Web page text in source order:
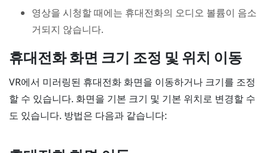
영상을 시청할 때에는 휴대전화의 오디오 볼륨이 음소
거되지 않습니다.
휴대전화 화면 크기 조정 및 위치 이동
VR에서 미러링된 휴대전화 화면을 이동하거나 크기를 조정
할 수 있습니다. 화면을 기본 크기 및 기본 위치로 변경할 수
도 있습니다. 방법은 다음과 같습니다: